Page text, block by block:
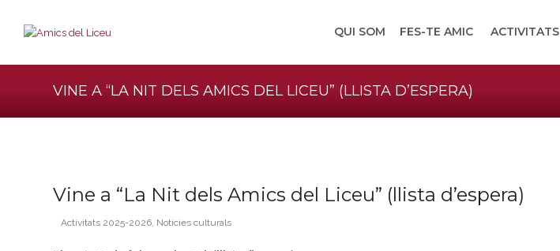
QUI SOM FES-TE AMIC ACTIVITATS
VINE A “LA NIT DELS AMICS DEL LICEU” (LLISTA D’ESPERA)
Vine a “La Nit dels Amics del Liceu” (llista d’espera)
Activitats 2025-2026, Notícies culturals